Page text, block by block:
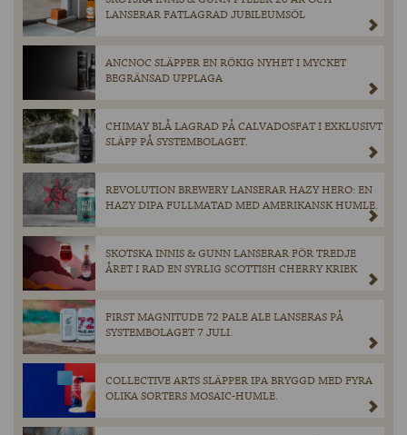
LANSERAR FATLAGRAD JUBILEUMSÖL
ANCNOC SLÄPPER EN RÖKIG NYHET I MYCKET
BEGRÄNSAD UPPLAGA
CHIMAY BLÅ LAGRAD PÅ CALVADOSFAT I EXKLUSIVT
SLÄPP PÅ SYSTEMBOLAGET.
REVOLUTION BREWERY LANSERAR HAZY HERO: EN
HAZY DIPA FULLMATAD MED AMERIKANSK HUMLE.
SKOTSKA INNIS & GUNN LANSERAR FÖR TREDJE
ÅRET I RAD EN SYRLIG SCOTTISH CHERRY KRIEK
FIRST MAGNITUDE 72 PALE ALE LANSERAS PÅ
SYSTEMBOLAGET 7 JULI.
COLLECTIVE ARTS SLÄPPER IPA BRYGGD MED FYRA
OLIKA SORTERS MOSAIC-HUMLE.